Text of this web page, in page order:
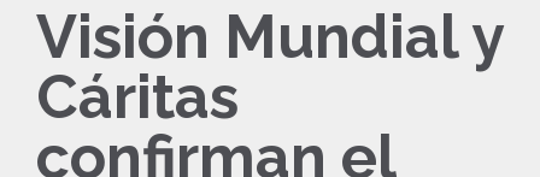
Visión Mundial y
Cáritas
confirman el